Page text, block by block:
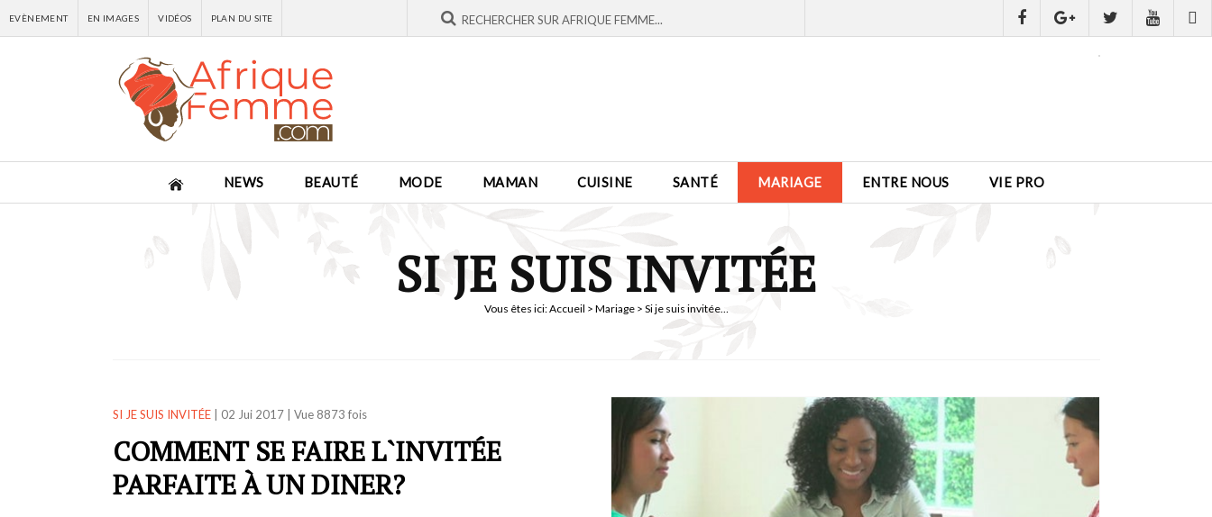
EVÈNEMENT EN IMAGES VIDÉOS PLAN DU SITE
NEWS BEAUTÉ MODE MAMAN CUISINE SANTÉ MARIAGE ENTRE NOUS VIE PRO
SI JE SUIS INVITÉE
Vous êtes ici:Accueil > Mariage> Si je suis invitée…
SI JE SUIS INVITÉE| 02 Jui 2017| Vue 8873 fois
COMMENT SE FAIRE L`INVITÉE
PARFAITE À UN DINER?